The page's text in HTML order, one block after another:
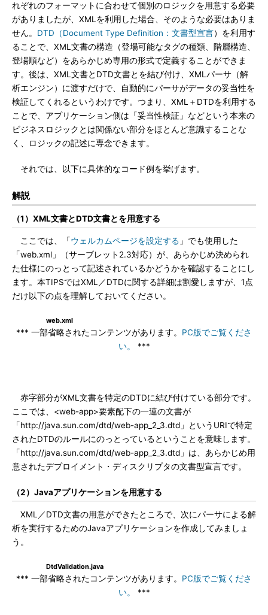
れぞれのフォーマットに合わせて個別のロジックを用意する必要
がありましたが、XMLを利用した場合、そのような必要はありま
せん。 DTD（Document Type Definition：文書型宣言）を利用す
ることで、XML文書の構造（登場可能なタグの種類、階層構造、
登場順など）をあらかじめ専用の形式で定義することができま
す。後は、XML文書とDTD文書とを結び付け、XMLパーサ（解
析エンジン）に渡すだけで、自動的にパーサがデータの妥当性を
検証してくれるというわけです。つまり、XML＋DTDを利用する
ことで、アプリケーション側は「妥当性検証」などという本来の
ビジネスロジックとは関係ない部分をほとんど意識することな
く、ロジックの記述に専念できます。
それでは、以下に具体的なコード例を挙げます。
解説
（1）XML文書とDTD文書とを用意する
ここでは、「ウェルカムページを設定する 」でも使用した
「web.xml」（サーブレット2.3対応）が、あらかじめ決められ
た仕様にのっとって記述されているかどうかを確認することにし
ます。本TIPSではXML／DTDに関する詳細は割愛しますが、1点
だけ以下の点を理解しておいてください。
web.xml
*** 一部省略されたコンテンツがあります。 PC版でご覧くださ
い。
***
赤字部分がXML文書を特定のDTDに結び付けている部分です。
ここでは、<web-app>要素配下の一連の文書が
「http://java.sun.com/dtd/web-app_2_3.dtd」というURIで特定
されたDTDのルールにのっとっているということを意味します。
「http://java.sun.com/dtd/web-app_2_3.dtd」は、あらかじめ用
意されたデプロイメント・ディスクリプタの文書型宣言です。
（2）Javaアプリケーションを用意する
XML／DTD文書の用意ができたところで、次にパーサによる解
析を実行するためのJavaアプリケーションを作成してみましょ
う。
DtdValidation.java
*** 一部省略されたコンテンツがあります。 PC版でご覧くださ
い。
***